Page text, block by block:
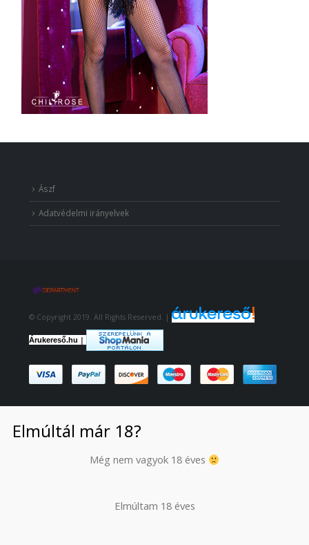
Ászf
Adatvédelmi irányelvek
© Copyright 2019. All Rights Reserved. |
Árukereső.hu |
Elmúltál már 18?
Még nem vagyok 18 éves
Elmúltam 18 éves